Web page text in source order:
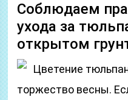
Соблюдаем
ухода за
открытом
Цветение
торжество весны.